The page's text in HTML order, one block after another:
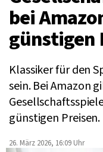
bei
günstigen
Klassiker für den
sein. Bei Amazon
günstigen Preisen.
26. März 2026, 16:09 Uhr